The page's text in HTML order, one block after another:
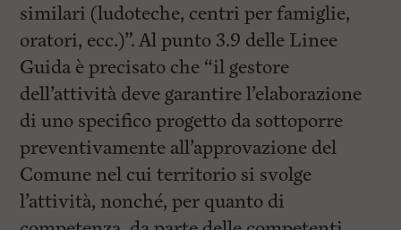
similari (ludoteche, centri per famiglie,
oratori, ecc.)”. Al punto 3.9 delle Linee
Guida è precisato che “il gestore
dell’attività deve garantire l’elaborazione
di uno specifico progetto da sottoporre
preventivamente all’approvazione del
Comune nel cui territorio si svolge
l’attività, nonché, per quanto di